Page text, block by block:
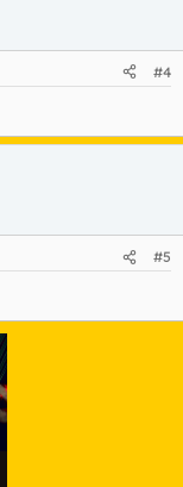
fascista me lo
#4
#5